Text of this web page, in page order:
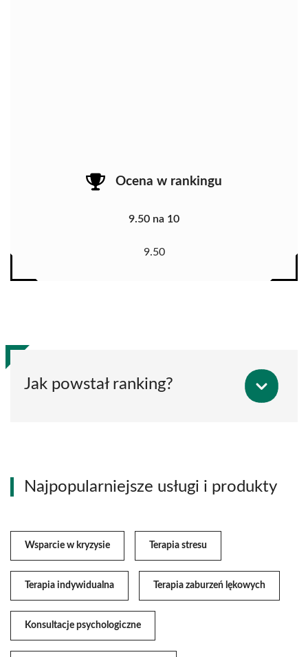
Ocena w rankingu
9.50 na 10
9.50
Jak powstał ranking?
Najpopularniejsze usługi i produkty
Wsparcie w kryzysie Terapia stresu
Terapia indywidualna Terapia zaburzeń lękowych
Konsultacje psychologiczne